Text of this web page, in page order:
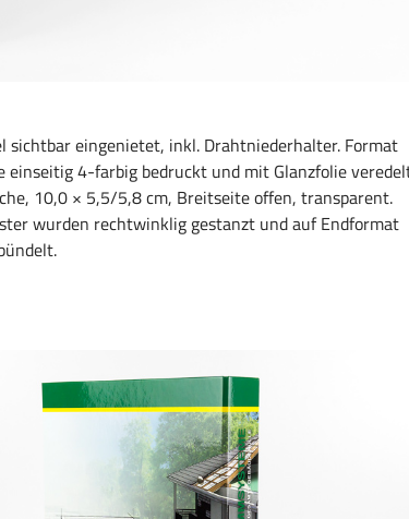
eingenietet, inkl. Drahtniederhalter. Format
einseitig 4-farbig bedruckt und mit Glanzfolie
10,0 × 5,5/5,8 cm, Breitseite offen, transparent.
wurden rechtwinklig gestanzt und auf Endformat